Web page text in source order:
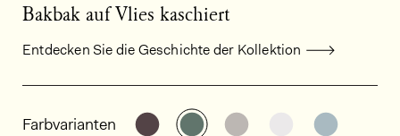
Bakbak auf Vlies kaschiert
Entdecken Sie die Geschichte der Kollektion
Allgemeine Produktinformationen
Farbvarianten Weitere Varianten entdecken:
Weitere Varianten
Weitere Varianten
Weitere